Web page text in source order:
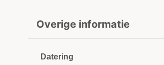
Overige informatie
Datering